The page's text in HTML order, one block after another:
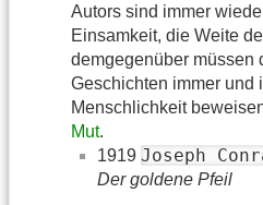
Autors sind immer
Einsamkeit, die Weite
demgegenüber müssen
Geschichten immer und
Menschlichkeit
Mut.
1919 Joseph
Der goldene Pfeil